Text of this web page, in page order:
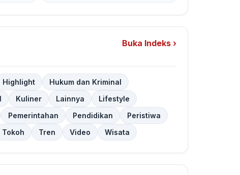
Buka Indeks ›
Highlight
Hukum dan Kriminal
Kuliner Lainnya
Lifestyle
Pemerintahan Pendidikan
Peristiwa
Tokoh Tren Video Wisata